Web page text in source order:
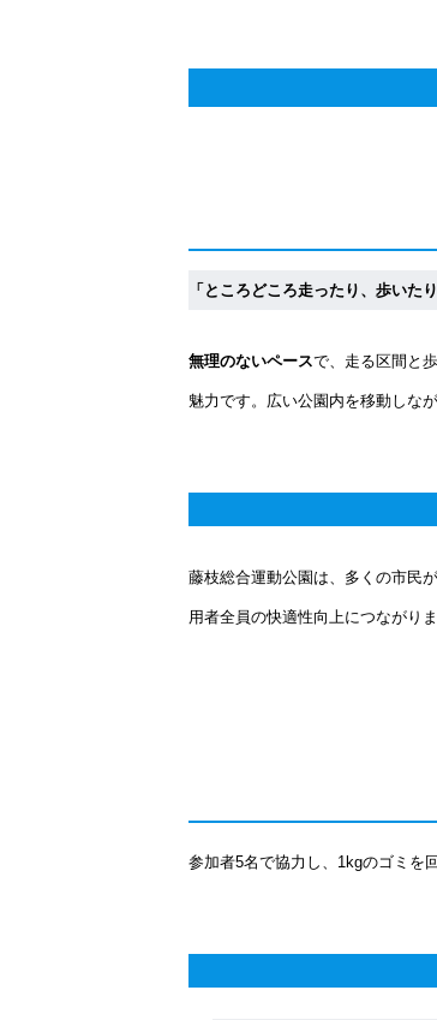
「ところどころ走ったり、歩いた
無理のないペースで、走る区間と
魅力です。広い公園内を移動しな
藤枝総合運動公園は、多くの市民
用者全員の快適性向上につながりま
参加者5名で協力し、1kgのゴミを